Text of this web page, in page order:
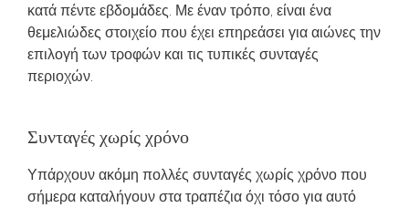
κατά πέντε εβδομάδες. Με έναν τρόπο, είναι ένα
θεμελιώδες στοιχείο που έχει επηρεάσει για αιώνες την
επιλογή των τροφών και τις τυπικές συνταγές
περιοχών.
Συνταγές χωρίς χρόνο
Υπάρχουν ακόμη πολλές συνταγές χωρίς χρόνο που
σήμερα καταλήγουν στα τραπέζια όχι τόσο για αυτό